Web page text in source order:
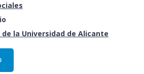
la Universidad de Alicante